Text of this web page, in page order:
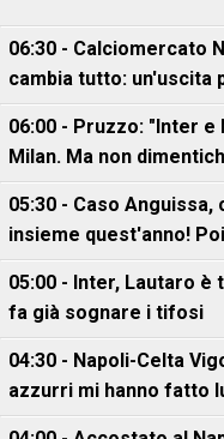
06:30 - Calciomercato
cambia tutto: un'uscita
06:00 - Pruzzo: "Inter e
Milan. Ma non
05:30 - Caso
insieme quest'anno!
05:00 - Inter, Lautaro
fa già sognare i tifosi
04:30 - Napoli-Celta
azzurri mi hanno fatto